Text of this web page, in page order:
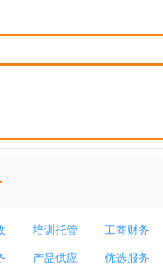
培训托管 工商财务
产品供应 优选服务